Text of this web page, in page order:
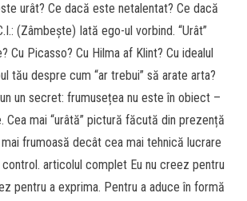
urât? Ce dacă este netalentat? Ce dacă
(Zâmbește) Iată ego-ul vorbind. “Urât”
Cu Picasso? Cu Hilma af Klint? Cu idealul
tău despre cum “ar trebui” să arate arta?
un secret: frumusețea nu este în obiect –
Cea mai “urâtă” pictură făcută din prezență
frumoasă decât cea mai tehnică lucrare
articolul complet Eu nu creez pentru
pentru a exprima. Pentru a aduce în formă